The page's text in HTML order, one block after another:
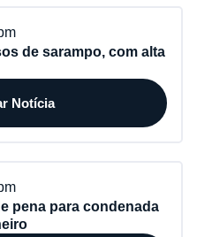
de sarampo, com alta
Notícia
pena para condenada